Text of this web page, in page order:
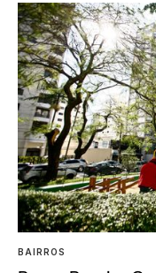
BAIRROS